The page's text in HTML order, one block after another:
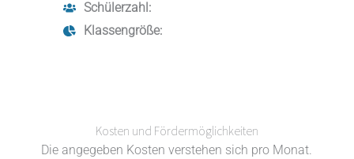
Schülerzahl:
Klassengröße:
Kosten und Fördermöglichkeiten
Die angegeben Kosten verstehen sich pro Monat.